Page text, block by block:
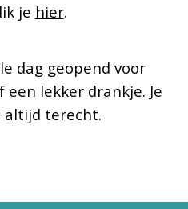
je hier.
dag geopend voor
lekker drankje. Je
altijd terecht.